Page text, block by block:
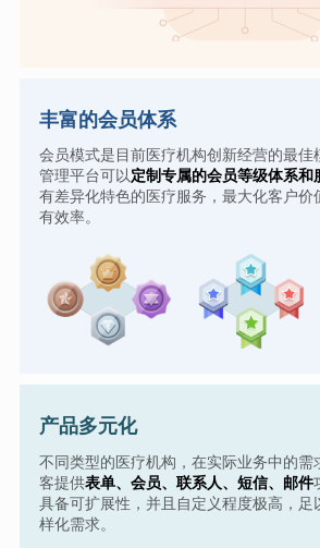
丰富的会员体系
会员模式是目前医疗机构创新经营的最佳
管理平台可以定制专属的会员等级体系和
有差异化特色的医疗服务，最大化客户价
有效率。
产品多元化
不同类型的医疗机构，在实际业务中的需
客提供表单、会员、联系人、短信、邮件
具备可扩展性，并且自定义程度极高，足
样化需求。